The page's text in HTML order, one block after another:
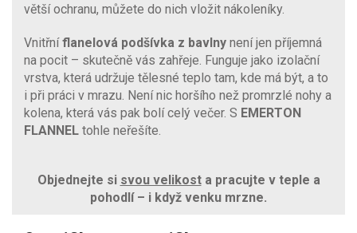
větší ochranu, můžete do nich vložit nákoleníky.
Vnitřníflanelová podšívka z bavlny není jen příjemná
na pocit – skutečně vás zahřeje. Funguje jako izolační
vrstva, která udržuje tělesné teplo tam, kde má být, a to
i při práci v mrazu. Není nic horšího než promrzlé nohy a
kolena, která vás pak bolí celý večer. S EMERTON
FLANNEL tohle neřešíte.
Objednejte si svou velikosta pracujte v teple a
pohodlí – i když venku mrzne.